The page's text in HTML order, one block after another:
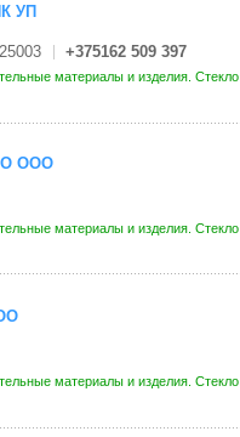
УП
+375162 509 397
материалы и изделия. Стекло
ООО
материалы и изделия. Стекло
материалы и изделия. Стекло